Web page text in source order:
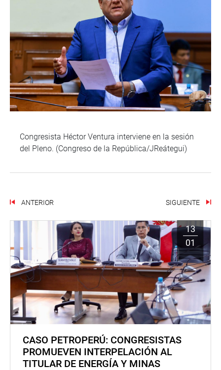
Congresista Héctor Ventura interviene en la sesión
del Pleno. (Congreso de la República/JReátegui)
ANTERIOR SIGUIENTE
13
01
CASO PETROPERÚ: CONGRESISTAS
PROMUEVEN INTERPELACIÓN AL
TITULAR DE ENERGÍA Y MINAS